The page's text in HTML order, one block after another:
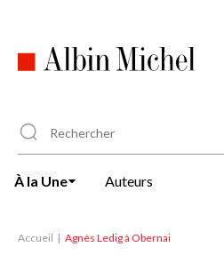
principal
À la Une Auteurs
Accueil Agnès Ledig à Obernai